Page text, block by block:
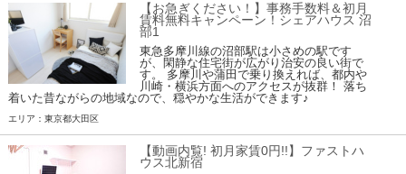
【お急ぎください！】事務手数料＆初月
賃料無料キャンペーン！シェアハウス 沼
部1
東急多摩川線の沼部駅は小さめの駅です
が、閑静な住宅街が広がり治安の良い街で
す。 多摩川や蒲田で乗り換えれば、都内や
川崎・横浜方面へのアクセスが抜群！ 落ち
着いた昔ながらの地域なので、穏やかな生活ができます♪
エリア：東京都大田区
【動画内覧! 初月家賃0円!!】ファストハ
ウス北新宿